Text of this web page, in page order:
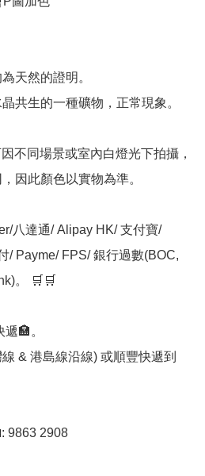
天然的證明。
共生的一種礦物，正常現象。
不同場景或室內白燈光下拍攝，
因此顏色以實物為準。
八達通/ Alipay HK/ 支付寶/
/ Payme/ FPS/ 銀行過數(BOC,
。 🛒🛒
🏣。
& 港島線沿線) 或順豐快遞到
9863 2908